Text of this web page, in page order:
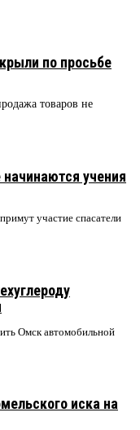
по просьбе
товаров не
учения
участие спасатели
Омск автомобильной
иска на